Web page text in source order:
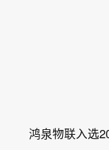
鸿泉物联入选